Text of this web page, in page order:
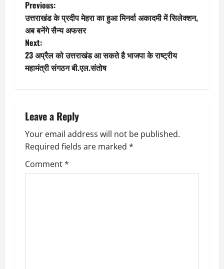
P
o
s
t
a
v
i
g
Previous:
उत्तराखंड के प्रदीप मेहरा का हुआ मिनर्वा अकादमी में सिलेक्शन,
अब बनेंगे सैन्य अफसर
Next:
23 अप्रैल को उत्तराखंड आ सकते है भाजपा के राष्ट्रीय
महामंत्री संगठन बी.एल.संतोष
Leave a Reply
Your email address will not be published.
Required fields are marked *
Comment*